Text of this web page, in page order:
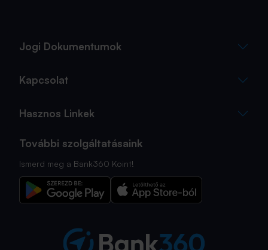
Jogi Dokumentumok
Kapcsolat
Hasznos Linkek
További szolgáltatásaink
Ismerd meg a Bank360 Koint!